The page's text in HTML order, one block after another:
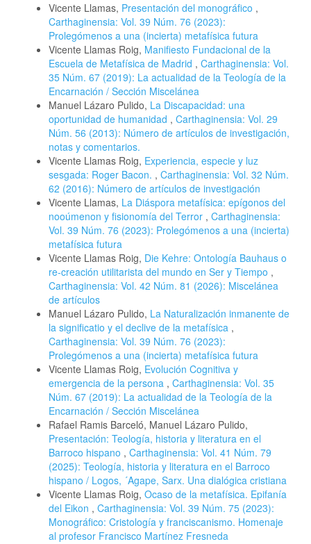
Vicente Llamas, Presentación del monográfico ,
Carthaginensia: Vol. 39 Núm. 76 (2023):
Prolegómenos a una (incierta) metafísica futura
Vicente Llamas Roig, Manifiesto Fundacional de la
Escuela de Metafísica de Madrid , Carthaginensia: Vol.
35 Núm. 67 (2019): La actualidad de la Teología de la
Encarnación / Sección Miscelánea
Manuel Lázaro Pulido, La Discapacidad: una
oportunidad de humanidad , Carthaginensia: Vol. 29
Núm. 56 (2013): Número de artículos de investigación,
notas y comentarios.
Vicente Llamas Roig, Experiencia, especie y luz
sesgada: Roger Bacon. , Carthaginensia: Vol. 32 Núm.
62 (2016): Número de artículos de investigación
Vicente Llamas, La Diáspora metafísica: epígonos del
nooúmenon y fisionomía del Terror , Carthaginensia:
Vol. 39 Núm. 76 (2023): Prolegómenos a una (incierta)
metafísica futura
Vicente Llamas Roig, Die Kehre: Ontología Bauhaus o
re-creación utilitarista del mundo en Ser y Tiempo ,
Carthaginensia: Vol. 42 Núm. 81 (2026): Miscelánea
de artículos
Manuel Lázaro Pulido, La Naturalización inmanente de
la significatio y el declive de la metafísica ,
Carthaginensia: Vol. 39 Núm. 76 (2023):
Prolegómenos a una (incierta) metafísica futura
Vicente Llamas Roig, Evolución Cognitiva y
emergencia de la persona , Carthaginensia: Vol. 35
Núm. 67 (2019): La actualidad de la Teología de la
Encarnación / Sección Miscelánea
Rafael Ramis Barceló, Manuel Lázaro Pulido,
Presentación: Teología, historia y literatura en el
Barroco hispano , Carthaginensia: Vol. 41 Núm. 79
(2025): Teología, historia y literatura en el Barroco
hispano / Logos, ´Agape, Sarx. Una dialógica cristiana
Vicente Llamas Roig, Ocaso de la metafísica. Epifanía
del Eikon , Carthaginensia: Vol. 39 Núm. 75 (2023):
Monográfico: Cristología y franciscanismo. Homenaje
al profesor Francisco Martínez Fresneda